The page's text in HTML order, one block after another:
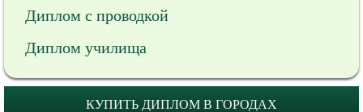
Диплом с проводкой
Диплом училища
КУПИТЬ ДИПЛОМ В ГОРОДАХ